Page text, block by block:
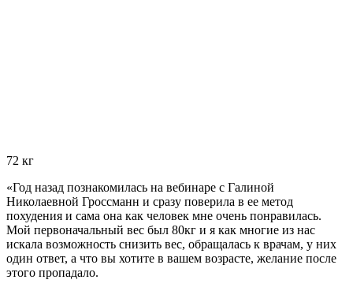
72 кг
«Год назад познакомилась на вебинаре с Галиной
Николаевной Гроссманн и сразу поверила в ее метод
похудения и сама она как человек мне очень понравилась.
Мой первоначальный вес был 80кг и я как многие из нас
искала возможность снизить вес, обращалась к врачам, у них
один ответ, а что вы хотите в вашем возрасте, желание после
этого пропадало.